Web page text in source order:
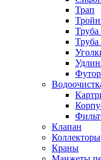
Трап
Труба
Труба
Клапан
Коллекторы
Краны